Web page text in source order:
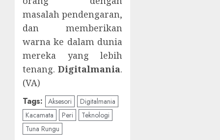
masalah pendengaran,
dan memberikan
warna ke dalam dunia
mereka yang lebih
tenang.Digitalmania.
(VA)
Tags: Aksesori
Digitalmania
Kacamata
Peri
Teknologi
Tuna Rungu